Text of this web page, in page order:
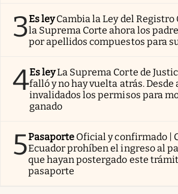
3Es ley Cambia la Ley del Registro
la Suprema Corte ahora los
por apellidos compuestos para
4Es leyLa Suprema Corte de
falló y no hay vuelta atrás. Desde
invalidados los permisos para
ganado
5Pasaporte Oficial y confirmado |
Ecuador prohíben el ingreso al
que hayan postergado este
pasaporte